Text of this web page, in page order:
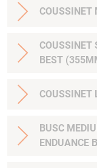
COUSSINET
BEST
COUSSINET
BUSC
ENDUANCE